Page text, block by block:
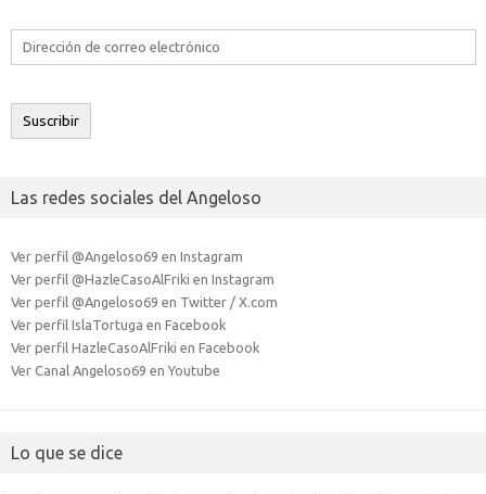
Dirección
electrónico
Suscribir
Las redes sociales del Angeloso
Ver perfil @Angeloso69 en Instagram
Ver perfil @HazleCasoAlFriki en Instagram
Ver perfil @Angeloso69 en Twitter / X.com
Ver perfil IslaTortuga en Facebook
Ver perfil HazleCasoAlFriki en Facebook
Ver Canal Angeloso69 en Youtube
Lo que se dice